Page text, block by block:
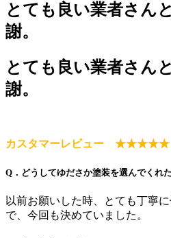
とても良い業者さん
謝。
とても良い業者さん
謝。
カスタマーレビュー ★★★★★
Q．どうしてゆださか塗装を選んでくれ
以前お願いした時、とても丁寧
で、今回も決めていました。